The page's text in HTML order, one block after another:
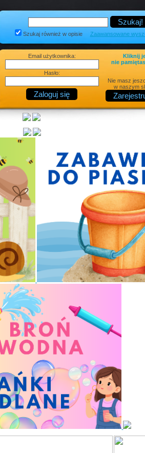
Szukaj również w opisie Zaawansowane
Email użytkownika:
Hasło:
Kliknij
nie
Nie masz
w naszym